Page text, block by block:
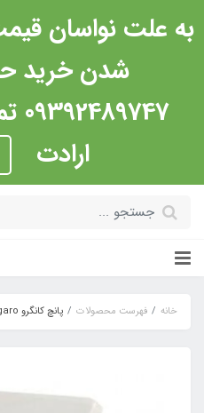
به علت نواسان
شدن خرید
ارادت
خانه فهرست محصولات پانچ کانگرو Kangaro مدل DP-700